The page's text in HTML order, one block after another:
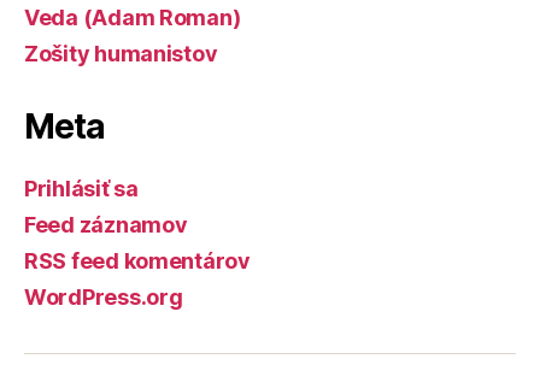
Veda (Adam Roman)
Zošity humanistov
Meta
Prihlásiť sa
Feed záznamov
RSS feed komentárov
WordPress.org